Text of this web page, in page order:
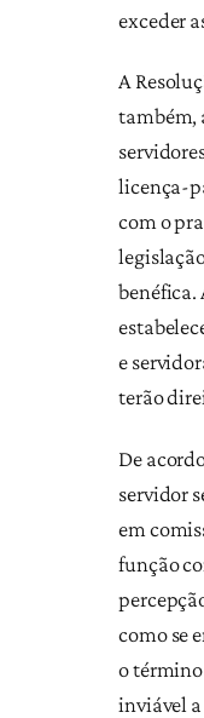
exceder
A
também,
licença-
com o
benéfica.
e
terão
De
servidor
em
função
como se
o
inviável